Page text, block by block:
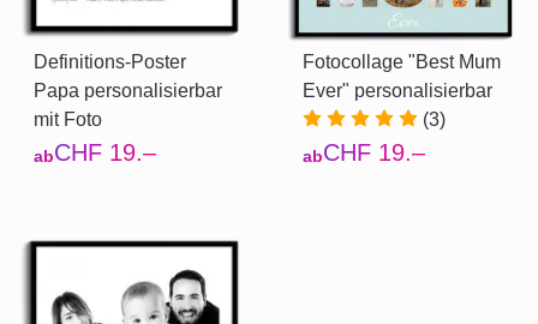
Definitions-Poster
Papa personalisierbar
mit Foto
abCHF 19.–
Fotocollage "Best Mum
Ever" personalisierbar
(3)
abCHF 19.–